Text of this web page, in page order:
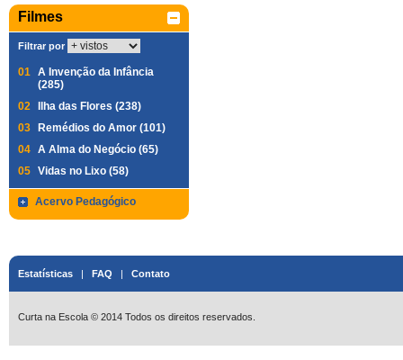
Filmes
Filtrar por
01 A Invenção da Infância
(285)
02
Ilha das Flores (238)
03
Remédios do Amor (101)
04 A Alma do Negócio (65)
05 Vidas no Lixo (58)
Acervo Pedagógico
Estatísticas | FAQ | Contato
Curta na Escola © 2014 Todos os direitos reservados.